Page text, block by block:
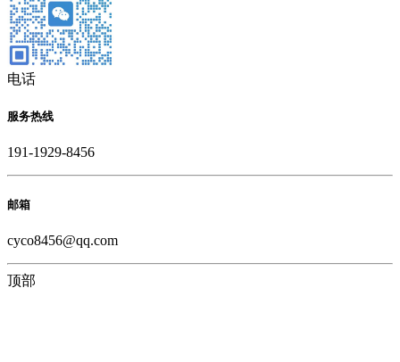
电话
服务热线
191-1929-8456
邮箱
cyco8456@qq.com
顶部